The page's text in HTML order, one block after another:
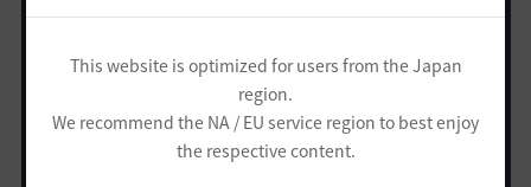
This website is optimized for users from the Japan
region.
We recommend the NA / EU service region to best enjoy
the respective content.
ったり、
むしろもっとたくさん必要な時は？
統合取引所で取引すること
(約275～500億シルバー *)